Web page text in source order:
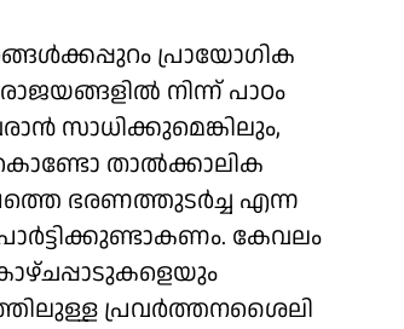
പ്രായോഗിക
നിന്ന് പാഠം
സാധിക്കുമെങ്കിലും,
താൽക്കാലിക
ഭരണത്തുടർച്ച എന്ന
കേവലം
പ്രവർത്തനശൈലി